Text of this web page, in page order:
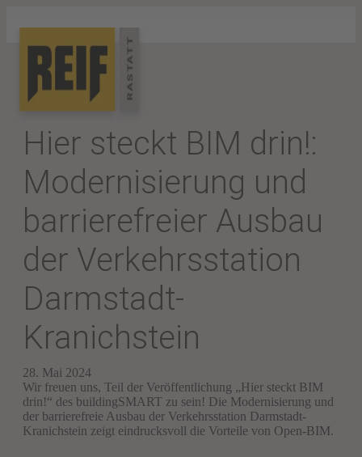
Hier steckt BIM drin!:
Modernisierung und
barrierefreier Ausbau
der Verkehrsstation
Darmstadt-
Kranichstein
28. Mai 2024
Wir freuen uns, Teil der Veröffentlichung „Hier steckt BIM
drin!“ des buildingSMART zu sein! Die Modernisierung und
der barrierefreie Ausbau der Verkehrsstation Darmstadt-
Kranichstein zeigt eindrucksvoll die Vorteile von Open-BIM.